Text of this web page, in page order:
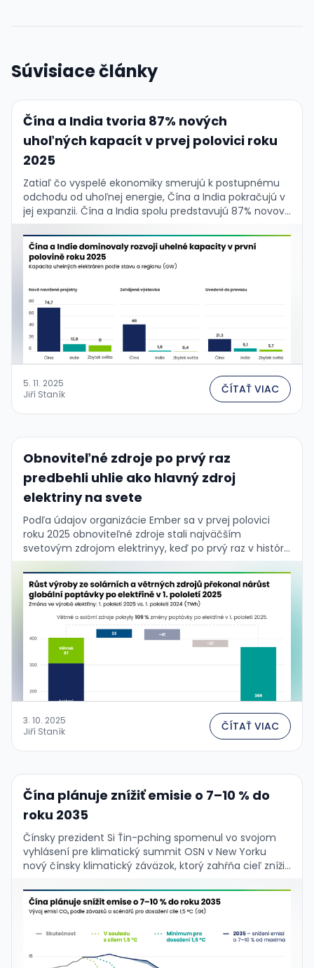
Súvisiace články
Čína a India tvoria 87% nových
uhoľných kapacít v prvej polovici roku
2025
Zatiaľ čo vyspelé ekonomiky smerujú k postupnému
odchodu od uhoľnej energie, Čína a India pokračujú v
jej expanzii. Čína a India spolu predstavujú 87% novovo
5. 11. 2025
Jiří Staník
ČÍTAŤ VIAC
Obnoviteľné zdroje po prvý raz
predbehli uhlie ako hlavný zdroj
elektriny na svete
Podľa údajov organizácie Ember sa v prvej polovici
roku 2025 obnoviteľné zdroje stali najväčším
svetovým zdrojom elektrinyy, keď po prvý raz v histórii
predbehli uhlie. Rast solárnej a veternej energie …
3. 10. 2025
Jiří Staník
ČÍTAŤ VIAC
Čína plánuje znížiť emisie o 7–10 % do
roku 2035
Čínsky prezident Si Ťin-pching spomenul vo svojom
vyhlásení pre klimatický summit OSN v New Yorku
nový čínsky klimatický záväzok, ktorý zahŕňa cieľ znížiť